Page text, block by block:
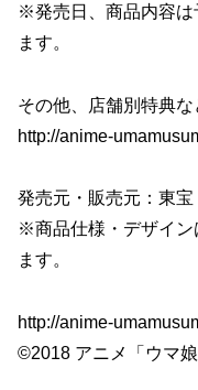
※発売日、商品内容は
ます。
その他、店舗別特典な
http://anime-
発売元・販売元：東宝
※商品仕様・デザイン
ます。
http://anime-
©2018 アニメ「ウマ